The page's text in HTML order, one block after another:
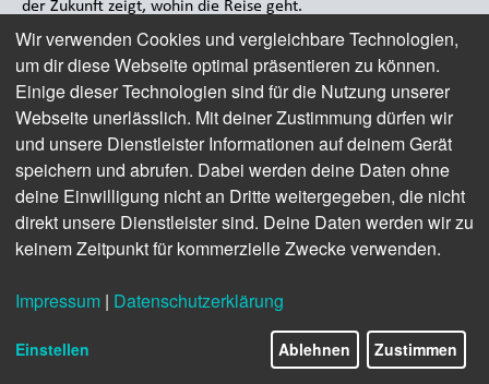
der Zukunft zeigt, wohin die Reise geht.
Digitalisierung verändert die Arbeitswelt
Die fortschreitende Digitalisierung verändert nahezu alle
Lebensbereiche und damit auch die Arbeitswelt. Künstliche
Intelligenz (KI) und Automatisierung übernehmen immer mehr
Aufgaben, die bisher Menschen erledigten. Doch dieser
Wandel bringt nicht nur den Verlust traditioneller Jobs mit
sich, sondern auch die Entstehung neuer Berufsbilder. KI-
Spezialisten und Datenanalysten sind heute schon gefragt,
zukommen. Die Fähigkeiten, die benötigt werden, um diese
ebenso vielfältig wie anspruchsvoll.
Wir verwenden Cookies und vergleichbare Technologien,
um dir diese Webseite optimal präsentieren zu können.
Einige dieser Technologien sind für die Nutzung unserer
Webseite unerlässlich. Mit deiner Zustimmung dürfen wir
und unsere Dienstleister Informationen auf deinem Gerät
speichern und abrufen. Dabei werden deine Daten ohne
deine Einwilligung nicht an Dritte weitergegeben, die nicht
direkt unsere Dienstleister sind. Deine Daten werden wir zu
keinem Zeitpunkt für kommerzielle Zwecke verwenden.
Impressum | Datenschutzerklärung
Einstellen Ablehnen Zustimmen